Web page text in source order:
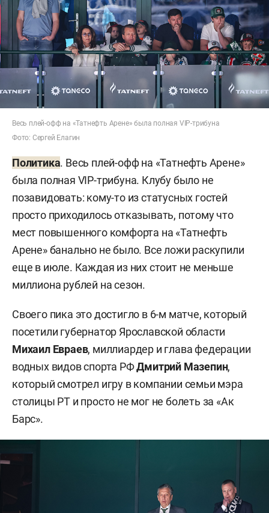
Весь плей-офф на «Татнефть Арене» была полная VIP-трибуна
Фото: Сергей Елагин
Политика. Весь плей-офф на «Татнефть Арене»
была полная VIP-трибуна. Клубу было не
позавидовать: кому-то из статусных гостей
просто приходилось отказывать, потому что
мест повышенного комфорта на «Татнефть
Арене» банально не было. Все ложи раскупили
еще в июле. Каждая из них стоит не меньше
миллиона рублей на сезон.
Своего пика это достигло в 6-м матче, который
посетили губернатор Ярославской области
Михаил Евраев, миллиардер и глава федерации
водных видов спорта РФДмитрий Мазепин,
который смотрел игру в компании семьи мэра
столицы РТ и просто не мог не болеть за «Ак
Барс».